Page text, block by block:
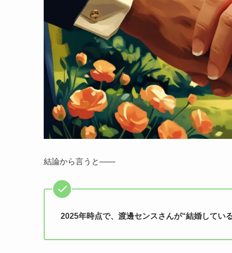
結論から言うと――
2025年時点で、渡邊センスさんが“結婚してい